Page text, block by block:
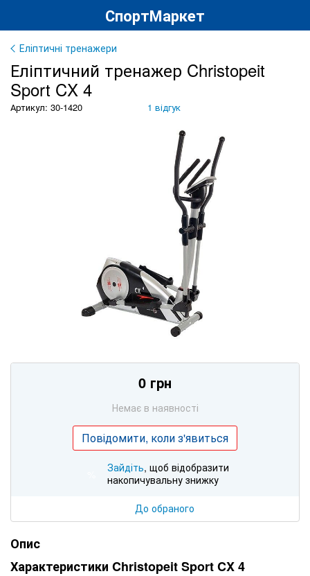
СпортМаркет
Еліптичні тренажери
Еліптичний тренажер Christopeit
Sport CX 4
Артикул: 30-1420 1 відгук
0 грн
Немає в наявності
Повідомити, коли з'явиться
Зайдіть, щоб відобразити
накопичувальну знижку
До обраного
Опис
Характеристики Christopeit Sport CX 4